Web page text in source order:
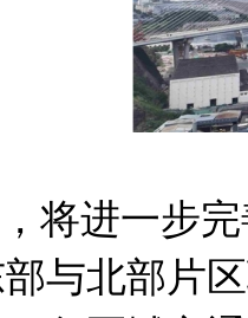
进一步完
与北部片